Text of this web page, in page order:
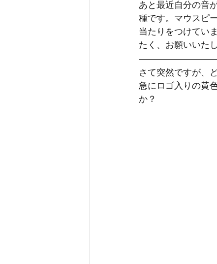
あと最近自分の音
種です。マウスピ
当たりをつけてい
たく、お願いいた
さて突然ですが、
急にロゴ入りの黄
か？